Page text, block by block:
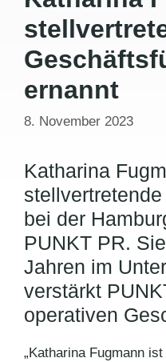
ernannt
8. November 2023
Katharina
bei der
PUNKT PR.
Jahren im
verstärkt
operativen
„Katharina Fugmann